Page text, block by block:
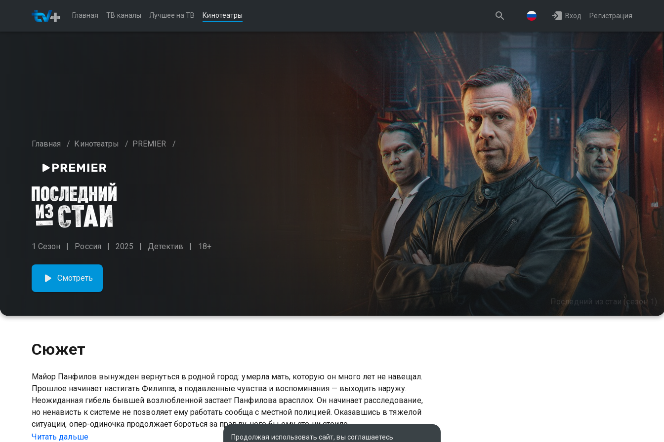
Главная ТВ каналы Лучшее на ТВ Кинотеатры Вход Регистрация
Главная / Кинотеатры / PREMIER /
1 Сезон Россия 2025 Детектив 18+
Последний из стаи (сезон 1)
Смотреть
Сюжет
Майор Панфилов вынужден вернуться в родной город: умерла мать, которую он много лет не навещал.
Прошлое начинает настигать Филиппа, а подавленные чувства и воспоминания — выходить наружу.
Неожиданная гибель бывшей возлюбленной застает Панфилова врасплох. Он начинает расследование,
но ненависть к системе не позволяет ему работать сообща с местной полицией. Оказавшись в тяжелой
ситуации, опер-одиночка продолжает бороться за правду, чего бы ему это ни стоило.
Читать дальше
Продолжая использовать сайт, вы соглашаетесь